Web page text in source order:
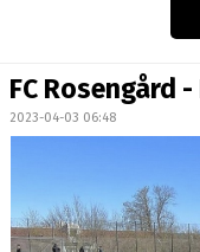
TRUPPEN
DOKUMENT
FC Rosengård
2023-04-03 06:48